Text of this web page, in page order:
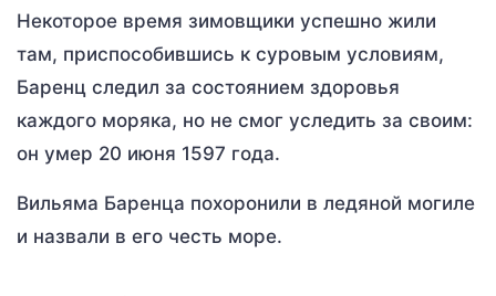
Некоторое время зимовщики успешно жили
там, приспособившись к суровым условиям,
Баренц следил за состоянием здоровья
каждого моряка, но не смог уследить за своим:
он умер 20 июня 1597 года.
Вильяма Баренца похоронили в ледяной могиле
и назвали в его честь море.